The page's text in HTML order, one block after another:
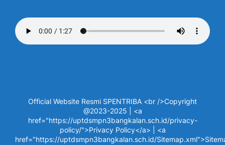
Official Website Resmi SPENTRIBA <br />Copyright
@2023-2025 | <a
href="https://uptdsmpn3bangkalan.sch.id/privacy-
policy/">Privacy Policy</a> | <a
href="https://uptdsmpn3bangkalan.sch.id/